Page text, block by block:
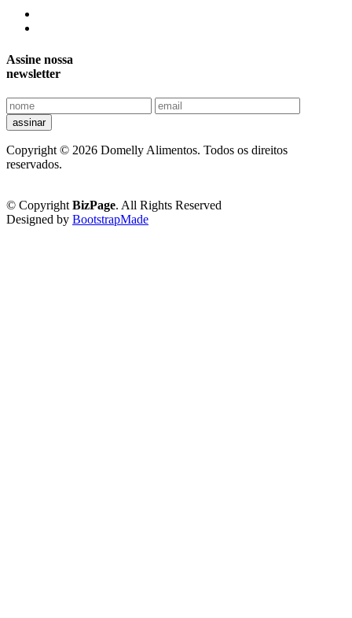
Assine nossa
newsletter
assinar
Copyright © 2026 Domelly Alimentos. Todos os direitos
reservados.
© Copyright BizPage. All Rights Reserved
Designed by BootstrapMade